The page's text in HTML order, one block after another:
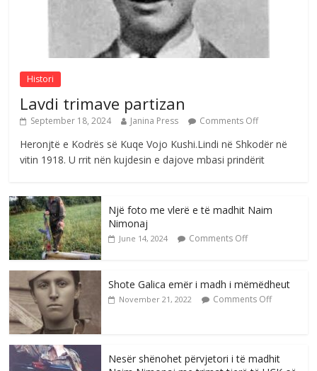
Sulm , pse të dua ty
August 8, 2026 Comments Off
Histori
Lavdi trimave partizan
September 18, 2024 Janina Press Comments Off
Heronjtë e Kodrës së Kuqe Vojo Kushi.Lindi në Shkodër në
vitin 1918. U rrit nën kujdesin e dajove mbasi prindërit
Një foto me vlerë e të madhit Naim
Nimonaj
June 14, 2024 Comments Off
Shote Galica emër i madh i mëmëdheut
November 21, 2022 Comments Off
Nesër shënohet përvjetori i të madhit